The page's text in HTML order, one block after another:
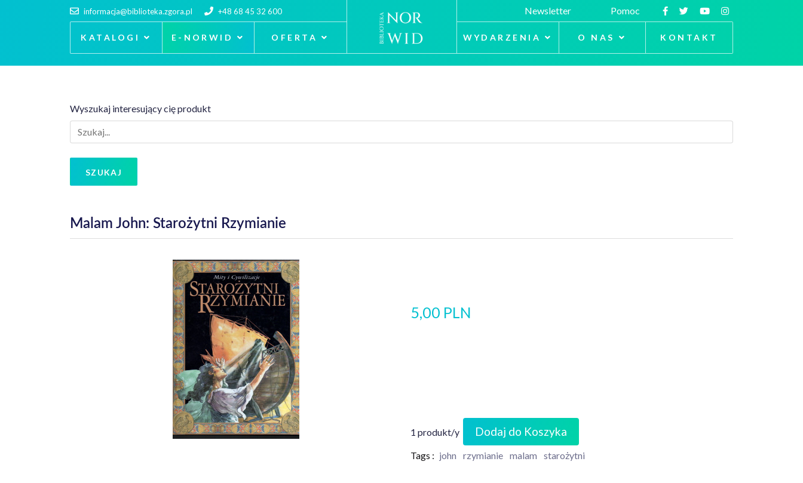
informacja@biblioteka.zgora.pl +48 68 45 32 600
KATALOGI E-NORWID OFERTA
Newsletter Pomoc
WYDARZENIA O NAS KONTAKT
Wyszukaj interesujący cię produkt
SZUKAJ
Malam John: Starożytni Rzymianie
5,00 PLN
1 produkt/y Dodaj do Koszyka
Tags : john rzymianie malam starożytni